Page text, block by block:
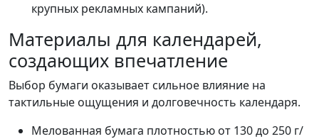
крупных рекламных кампаний).
Материалы для календарей,
создающих впечатление
Выбор бумаги оказывает сильное влияние на
тактильные ощущения и долговечность календаря.
Мелованная бумага плотностью от 130 до 250 г/